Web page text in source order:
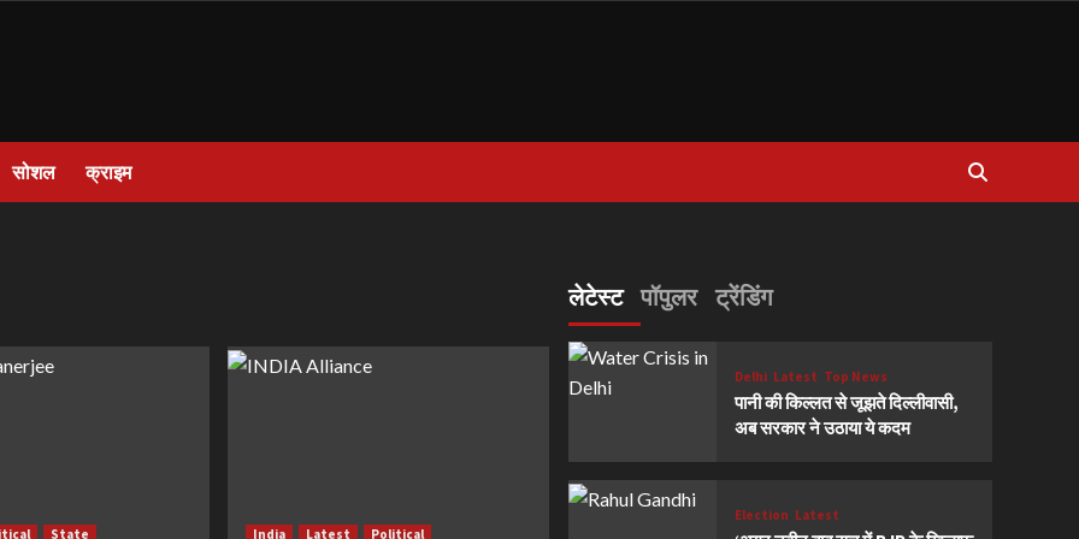
सोशल क्राइम
State India Latest Political
लेटेस्ट पॉपुलर ट्रेंडिंग
Delhi Latest Top News
पानी की किल्लत से जूझते दिल्लीवासी,
अब सरकार ने उठाया ये कदम
Election Latest